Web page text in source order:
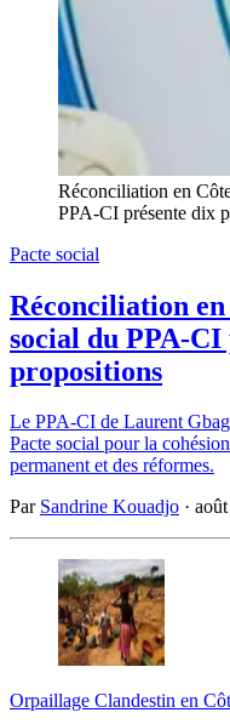
Réconciliation en
PPA-CI présente dix
Pacte social
Réconciliation
social du PPA-CI
propositions
Le PPA-CI de Laurent
Pacte social pour la
permanent et des réformes.
Par Sandrine Kouadjo ·
Orpaillage Clandestin en